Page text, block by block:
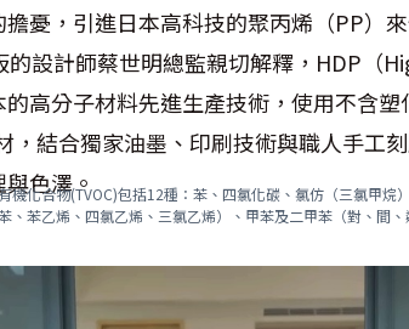
憂，引進日本高科技的聚丙烯（PP）
的設計師蔡世明總監親切解釋，HDP（
高分子材料先進生產技術，使用不含
，結合獨家油墨、印刷技術與職人手工
與色澤。
化合物(TVOC)包括12種：苯、四氯化碳、氯仿（三氯甲烷
、苯乙烯、四氯乙烯、三氯乙烯）、甲苯及二甲苯（對、間、